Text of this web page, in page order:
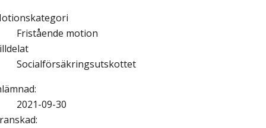
Fristående motion
Socialförsäkringsutskottet
:
2021-09-30
: